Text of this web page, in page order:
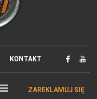
KONTAKT
ZAREKLAMUJ SIĘ